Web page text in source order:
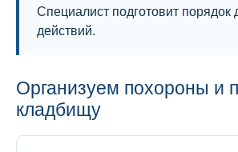
Специалист подготовит порядок
действий.
Организуем похороны и
кладбищу